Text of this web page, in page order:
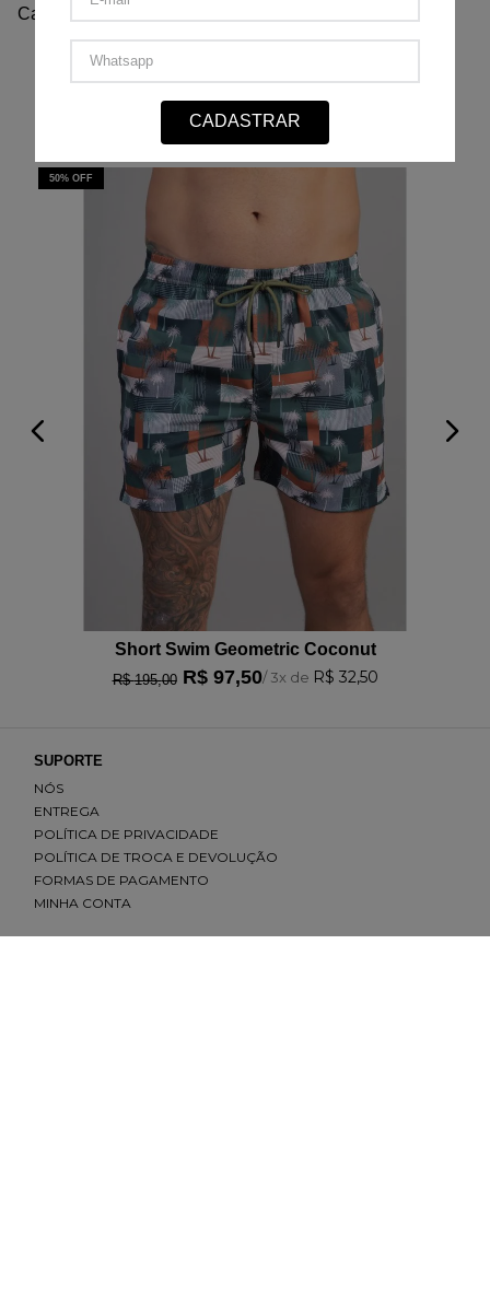
Faça login para escrever uma avaliação.
Carregando avaliações…
QUEM VIU, COMPROU TAMBÉM
50%OFF
Short Swim Geometric Coconut
R$ 195,00 R$ 97,50/3x de R$ 32,50
SUPORTE
NÓS
ENTREGA
POLÍTICA DE PRIVACIDADE
POLÍTICA DE TROCA E DEVOLUÇÃO
FORMAS DE PAGAMENTO
MINHA CONTA
CADASTRAR